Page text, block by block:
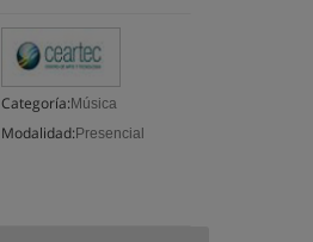
Categoría: Música
Modalidad: Presencial